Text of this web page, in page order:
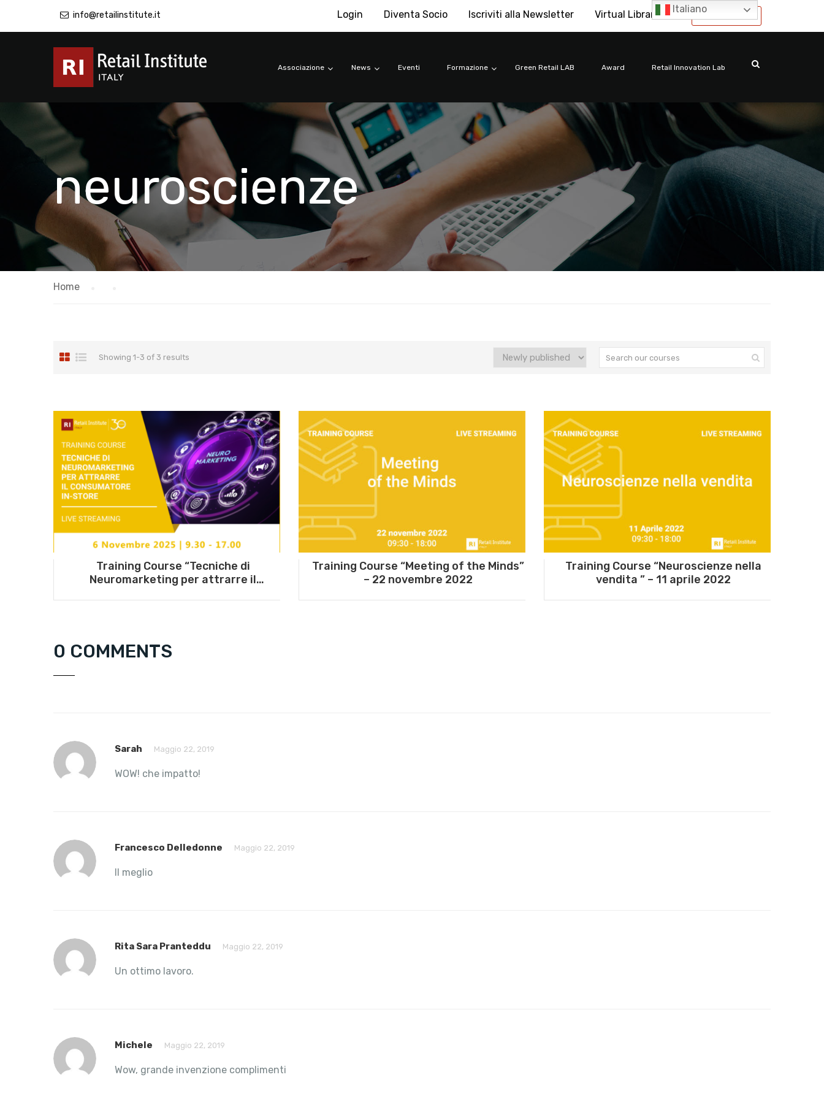
info@retailinstitute.it International
Login Diventa Socio Iscriviti alla Newsletter Virtual Library
Associazione News Eventi Formazione Green Retail LAB Award Retail Innovation Lab
neuroscienze
Home
Showing 1-3 of 3 results
Training Course “Tecniche di
Neuromarketing per attrarre il
Training Course “Meeting of the Minds”
– 22 novembre 2022
Training Course “Neuroscienze nella
vendita ” – 11 aprile 2022
0 COMMENTS
Sarah Maggio 22, 2019
WOW! che impatto!
Francesco Delledonne Maggio 22, 2019
Il meglio
Rita Sara Pranteddu Maggio 22, 2019
Un ottimo lavoro.
Michele Maggio 22, 2019
Wow, grande invenzione complimenti
Italiano